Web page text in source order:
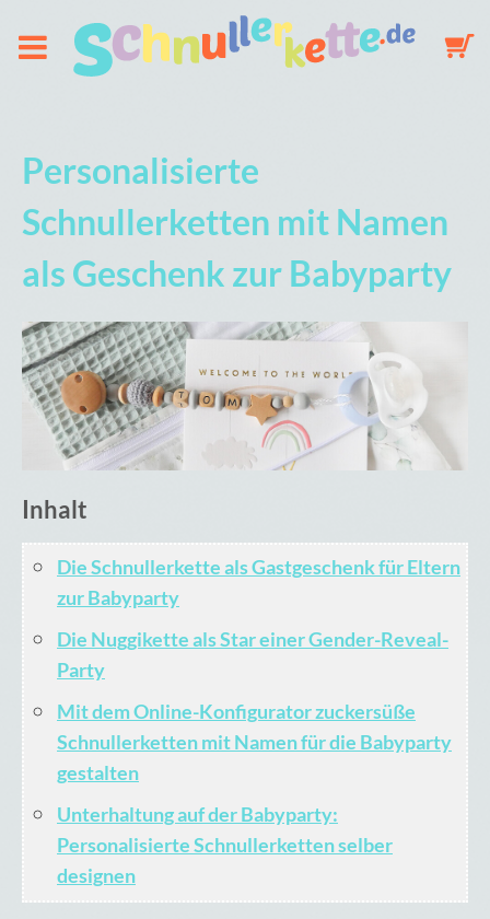
Schnullerkette
Schlüsselanhänger
Mobile
Galerie
Personalisierte
Schnullerketten mit Namen
als Geschenk zur Babyparty
Inhalt
Die Schnullerkette als Gastgeschenk für Eltern
zur Babyparty
Die Nuggikette als Star einer Gender-Reveal-
Party
Mit dem Online-Konfigurator zuckersüße
Schnullerketten mit Namen für die Babyparty
gestalten
Unterhaltung auf der Babyparty:
Personalisierte Schnullerketten selber
designen